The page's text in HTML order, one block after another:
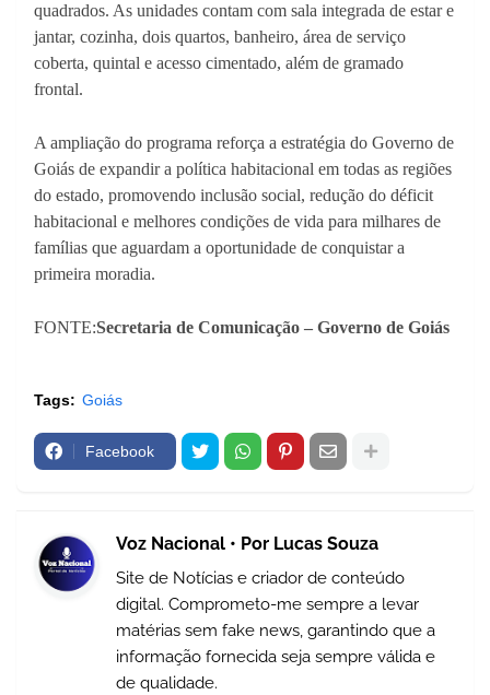
quadrados. As unidades contam com sala integrada de estar e
jantar, cozinha, dois quartos, banheiro, área de serviço
coberta, quintal e acesso cimentado, além de gramado
frontal.
A ampliação do programa reforça a estratégia do Governo de
Goiás de expandir a política habitacional em todas as regiões
do estado, promovendo inclusão social, redução do déficit
habitacional e melhores condições de vida para milhares de
famílias que aguardam a oportunidade de conquistar a
primeira moradia.
FONTE:Secretaria de Comunicação – Governo de Goiás
Tags: Goiás
Facebook
Voz Nacional • Por Lucas Souza
Site de Notícias e criador de conteúdo
digital. Comprometo-me sempre a levar
matérias sem fake news, garantindo que a
informação fornecida seja sempre válida e
de qualidade.